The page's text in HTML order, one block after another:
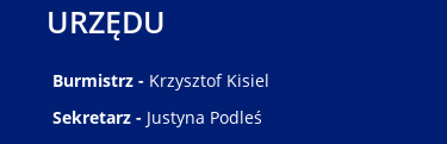
URZĘDU
Burmistrz - Krzysztof Kisiel
Sekretarz - Justyna Podleś